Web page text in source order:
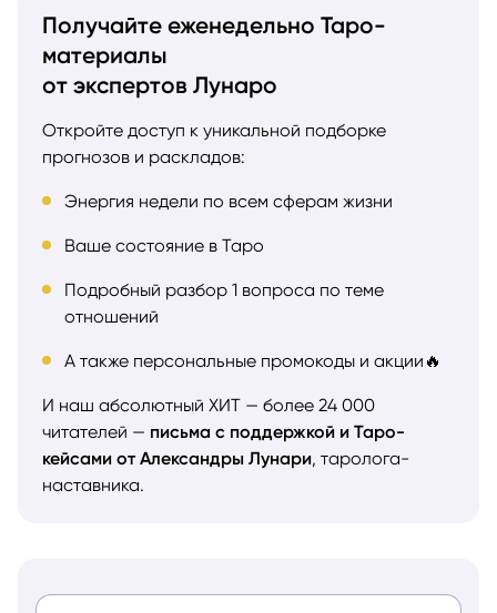
Получайте еженедельно Таро-
материалы
от экспертов Лунаро
Откройте доступ к уникальной подборке
прогнозов и раскладов:
Энергия недели по всем сферам жизни
Ваше состояние в Таро
Подробный разбор 1 вопроса по теме
отношений
А также персональные промокоды и акции🔥
И наш абсолютный ХИТ — более 24 000
читателей — письма с поддержкой и Таро-
кейсами от Александры Лунари, таролога-
наставника.